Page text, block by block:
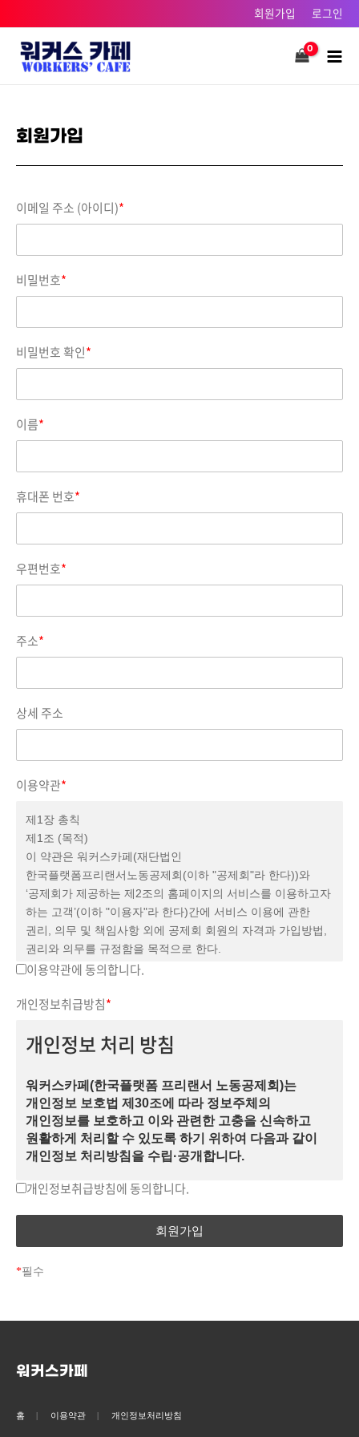
건너뛰기
회원가입 로그인
회원가입
이메일 주소 (아이디)*
비밀번호*
비밀번호 확인*
이름*
휴대폰 번호*
우편번호*
주소*
상세 주소
이용약관*
제1장 총칙
제1조 (목적)
이 약관은 워커스카페(재단법인
한국플랫폼프리랜서노동공제회(이하 "공제회"라 한다))와
‘공제회가 제공하는 제2조의 홈페이지의 서비스를 이용하고자
하는 고객’(이하 "이용자"라 한다)간에 서비스 이용에 관한
권리, 의무 및 책임사항 외에 공제회 회원의 자격과 가입방법,
권리와 의무를 규정함을 목적으로 한다.
제2조 (용어의 정의)
1. (홈페이지) 공제회가 제공하는 정보와 사업 등 서비스를
설정한 가상의 사업장을 말하며, 아울러 홈페이지를 운영하는
2. (이용자) 공제회의 사업에 참여하거나 정보를 제공받기
위해 당 홈페이지를 이용하는 회원 및 비회원이용자를 말한다.
1) (회원) 당 홈페이지에서 '워커스카페' 회원 가입에 필요한
개인정보를 제공하여 회원 등록을 하고, 당 홈페이지에서
회원에게 제공되는 정보 및 서비스를 이용할 수 있다.
홈페이지가 공개 제공하는 정보를 열람하는 자를 말한다.
식별과 이용자가 서비스 이용을 위하여 이용자가 선정하고 당
홈페이지가 부여하는 문자와 숫자의 조합을 말한다. 2)
확인하고 통신상의 자신의 개인정보보호를 위하여 이용자
4. 회원가입 : 본 약관에 동의하여 당 홈페이지가 제공하는
5. 탈퇴(해지) : 회원이 공제회 회원 자격이나 당 홈페이지의
6. 게시물 : 회원이 올린 글, 사진, 그림, 각종 파일과 링크, 각종
이용약관에 동의합니다.
개인정보취급방침*
개인정보 처리 방침
워커스카페(한국플랫폼 프리랜서 노동공제회)는
개인정보 보호법 제30조에 따라 정보주체의
개인정보를 보호하고 이와 관련한 고충을 신속하고
원활하게 처리할 수 있도록 하기 위하여 다음과 같이
개인정보 처리방침을 수립·공개합니다.
[ 제1조 (개인정보의 처리목적) ]
위하여 개인정보를 처리합니다. 처리하고 있는
개인정보는 다음의 목적 이외의 용도로는 이용되지
보호법 제18조에 따라 별도의 동의를 받는 등 필요한
1. 워커스카페(한국플랫폼 프리랜서 노동공제회)
본인 식별·인증, 회원자격 유지·관리, 제한적
부정이용 방지, 만 14세 미만여부 확인, 각종 고지·
개인정보취급방침에 동의합니다.
*필수
워커스카페
홈 이용약관 개인정보처리방침